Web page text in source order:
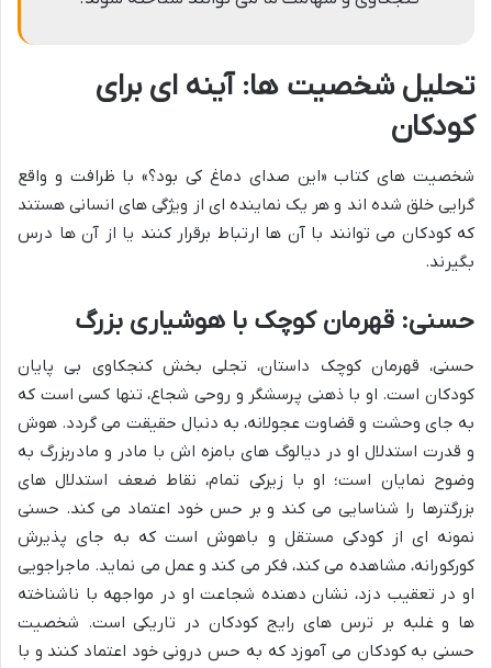
تحلیل شخصیت ها: آینه ای برای
کودکان
شخصیت های کتاب «این صدای دماغ کی بود؟» با ظرافت و واقع
گرایی خلق شده اند و هر یک نماینده ای از ویژگی های انسانی هستند
که کودکان می توانند با آن ها ارتباط برقرار کنند یا از آن ها درس
بگیرند.
حسنی: قهرمان کوچک با هوشیاری بزرگ
حسنی، قهرمان کوچک داستان، تجلی بخش کنجکاوی بی پایان
کودکان است. او با ذهنی پرسشگر و روحی شجاع، تنها کسی است که
به جای وحشت و قضاوت عجولانه، به دنبال حقیقت می گردد. هوش
و قدرت استدلال او در دیالوگ های بامزه اش با مادر و مادربزرگ به
وضوح نمایان است؛ او با زیرکی تمام، نقاط ضعف استدلال های
بزرگترها را شناسایی می کند و بر حس خود اعتماد می کند. حسنی
نمونه ای از کودکی مستقل و باهوش است که به جای پذیرش
کورکورانه، مشاهده می کند، فکر می کند و عمل می نماید. ماجراجویی
او در تعقیب دزد، نشان دهنده شجاعت او در مواجهه با ناشناخته
ها و غلبه بر ترس های رایج کودکان در تاریکی است. شخصیت
حسنی به کودکان می آموزد که به حس درونی خود اعتماد کنند و با